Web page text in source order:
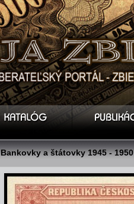
Bankovky a štátovky 1945 -